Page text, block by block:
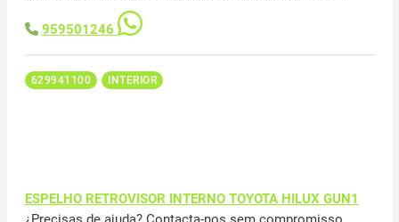
959501246
629941100 INTERIOR
ESPELHO RETROVISOR INTERNO TOYOTA HILUX GUN1